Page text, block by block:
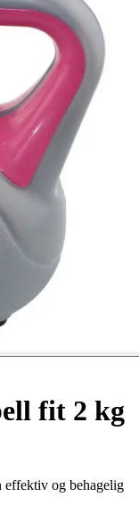
fit 2 kg
effektiv og behagelig